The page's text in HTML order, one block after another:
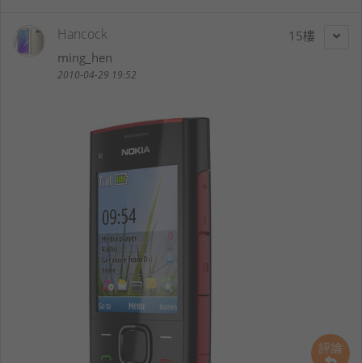
評論
15
Hancock
ming_hen
2010-04-29 19:52